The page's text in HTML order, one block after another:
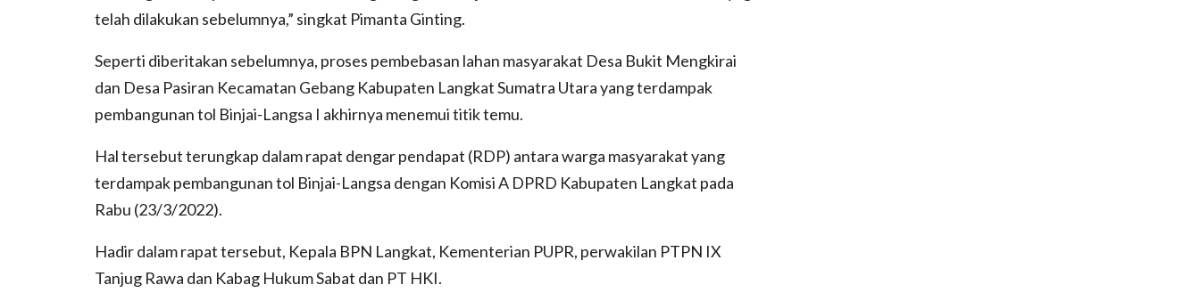
telah dilakukan sebelumnya,” singkat Pimanta Ginting.
Seperti diberitakan sebelumnya, proses pembebasan lahan masyarakat Desa Bukit Mengkirai
dan Desa Pasiran Kecamatan Gebang Kabupaten Langkat Sumatra Utara yang terdampak
pembangunan tol Binjai-Langsa I akhirnya menemui titik temu.
Hal tersebut terungkap dalam rapat dengar pendapat (RDP) antara warga masyarakat yang
terdampak pembangunan tol Binjai-Langsa dengan Komisi A DPRD Kabupaten Langkat pada
Rabu (23/3/2022).
Hadir dalam rapat tersebut, Kepala BPN Langkat, Kementerian PUPR, perwakilan PTPN IX
Tanjug Rawa dan Kabag Hukum Sabat dan PT HKI.